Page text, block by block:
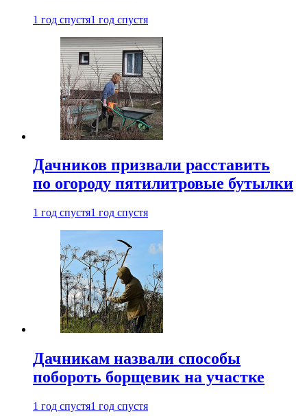
1 год спустя1 год спустя
Дачников призвали расставить
по огороду пятилитровые бутылки
1 год спустя1 год спустя
Дачникам назвали способы
побороть борщевик на участке
1 год спустя1 год спустя